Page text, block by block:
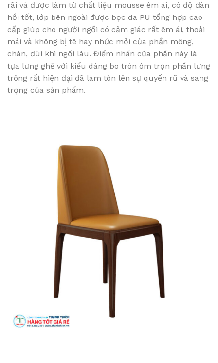
rãi và được làm từ chất liệu mousse êm ái, có độ đàn
hồi tốt, lớp bên ngoài được bọc da PU tổng hợp cao
cấp giúp cho người ngồi có cảm giác rất êm ái, thoải
mái và không bị tê hay nhức mỏi của phần mông,
chân, đùi khi ngồi lâu. Điểm nhấn của phần này là
tựa lưng ghế với kiểu dáng bo tròn ôm trọn phần lưng
trông rất hiện đại đã làm tôn lên sự quyến rũ và sang
trọng của sản phẩm.